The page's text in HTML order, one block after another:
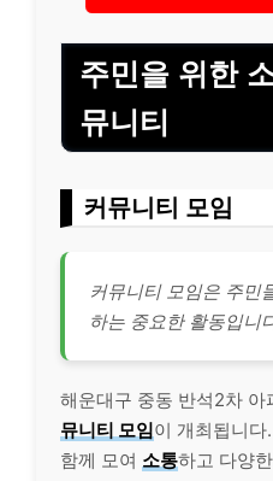
주민을 위한
뮤니티
커뮤니티 모임
커뮤니티 모임은 주민
하는 중요한 활동입니
해운대구 중동 반석2차 아
뮤니티 모임이 개최됩니다
함께 모여 소통하고 다양한